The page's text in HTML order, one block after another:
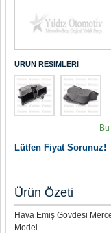
ÜRÜN RESIMLERI
Lütfen Fiyat Sorunuz!
Ürün Özeti
Hava Emiş Gövdesi
Model